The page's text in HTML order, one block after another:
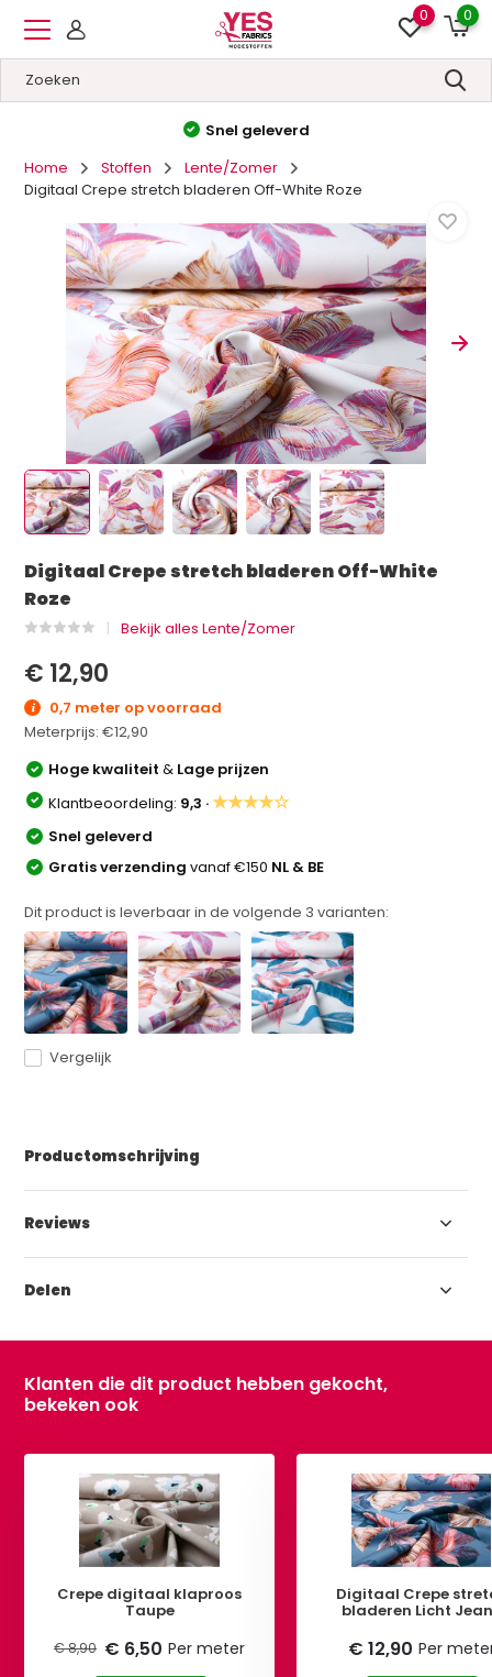
0 0
Home
Stoffen
Lente/Zomer
Digitaal Crepe stretch bladeren Off-White Roze
Digitaal Crepe stretch bladeren Off-White
Roze
Bekijk alles Lente/Zomer
€ 12,90
0,7 meter op voorraad
Meterprijs:€12,90
Hoge kwaliteit& Lage prijzen
Klantbeoordeling: 9,3 ·★★★★☆
Snel geleverd
Gratis verzendingvanaf €150 NL & BE
Dit product is leverbaar in de volgende 3 varianten:
Vergelijk
Productomschrijving
Reviews
Delen
Klanten die dit product hebben gekocht,
bekeken ook
Crepe digitaal klaproos
Taupe
€ 8,90 € 6,50 Per meter
Digitaal Crepe
bladeren Licht
€ 12,90 Per